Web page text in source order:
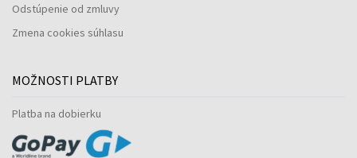
Odstúpenie od zmluvy
Zmena cookies súhlasu
MOŽNOSTI PLATBY
Platba na dobierku